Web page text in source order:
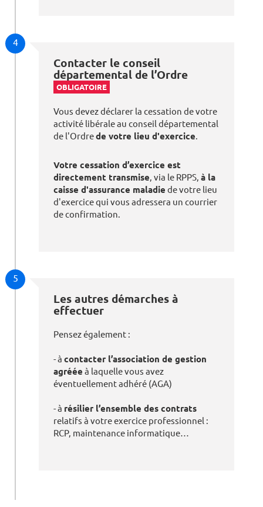
4
Contacter le conseil
départemental de l’Ordre
OBLIGATOIRE
Vous devez déclarer la cessation de votre
activité libérale au conseil départemental
de l'Ordrede votre lieu d'exercice.
Votre cessation d’exercice est
directement transmise, via le RPPS, à la
caisse d'assurance maladie de votre lieu
d'exercice qui vous adressera un courrier
de confirmation.
5
Les autres démarches à
effectuer
Pensez également :
- à contacter l’association de gestion
agréée à laquelle vous avez
éventuellement adhéré (AGA)
- à résilier l’ensemble des contrats
relatifs à votre exercice professionnel :
RCP, maintenance informatique…